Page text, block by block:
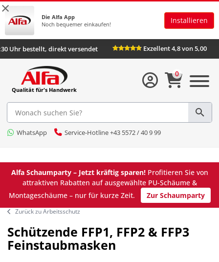
×
Die Alfa App
Noch bequemer einkaufen!
Installieren
Uhr bestellt, direkt versendet Exzellent 4,8 von 5,00
Qualität für's Handwerk
WhatsApp Service-Hotline +43 5572 / 40 9 99
0
Alfa Schaumparty – Jetzt kräftig sparen!Profitieren Sie von
attraktiven Rabatten auf ausgewählte PU-Schäume &
Montageschäume – nur für kurze Zeit.
Zur Schaumparty
Zurück zu Arbeitsschutz
Schützende FFP1, FFP2 & FFP3
Feinstaubmasken